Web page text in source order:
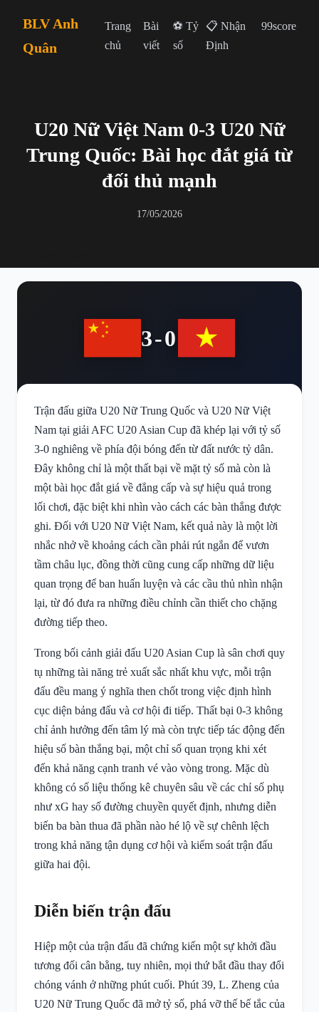
BLV Anh
Quân
Trang
chủ
Bài
viết
⚽ Tỷ
số
📋 Nhận
Định
99score
U20 Nữ Việt Nam 0-3 U20 Nữ
Trung Quốc: Bài học đắt giá từ
đối thủ mạnh
17/05/2026
3-0
Trận đấu giữa U20 Nữ Trung Quốc và U20 Nữ Việt
Nam tại giải AFC U20 Asian Cup đã khép lại với tỷ số
3-0 nghiêng về phía đội bóng đến từ đất nước tỷ dân.
Đây không chỉ là một thất bại về mặt tỷ số mà còn là
một bài học đắt giá về đẳng cấp và sự hiệu quả trong
lối chơi, đặc biệt khi nhìn vào cách các bàn thắng được
ghi. Đối với U20 Nữ Việt Nam, kết quả này là một lời
nhắc nhở về khoảng cách cần phải rút ngắn để vươn
tầm châu lục, đồng thời cũng cung cấp những dữ liệu
quan trọng để ban huấn luyện và các cầu thủ nhìn nhận
lại, từ đó đưa ra những điều chỉnh cần thiết cho chặng
đường tiếp theo.
Trong bối cảnh giải đấu U20 Asian Cup là sân chơi quy
tụ những tài năng trẻ xuất sắc nhất khu vực, mỗi trận
đấu đều mang ý nghĩa then chốt trong việc định hình
cục diện bảng đấu và cơ hội đi tiếp. Thất bại 0-3 không
chỉ ảnh hưởng đến tâm lý mà còn trực tiếp tác động đến
hiệu số bàn thắng bại, một chỉ số quan trọng khi xét
đến khả năng cạnh tranh vé vào vòng trong. Mặc dù
không có số liệu thống kê chuyên sâu về các chỉ số phụ
như xG hay số đường chuyền quyết định, nhưng diễn
biến ba bàn thua đã phần nào hé lộ về sự chênh lệch
trong khả năng tận dụng cơ hội và kiểm soát trận đấu
giữa hai đội.
Diễn biến trận đấu
Hiệp một của trận đấu đã chứng kiến một sự khởi đầu
tương đối cân bằng, tuy nhiên, mọi thứ bắt đầu thay đổi
chóng vánh ở những phút cuối. Phút 39, L. Zheng của
U20 Nữ Trung Quốc đã mở tỷ số, phá vỡ thế bế tắc của